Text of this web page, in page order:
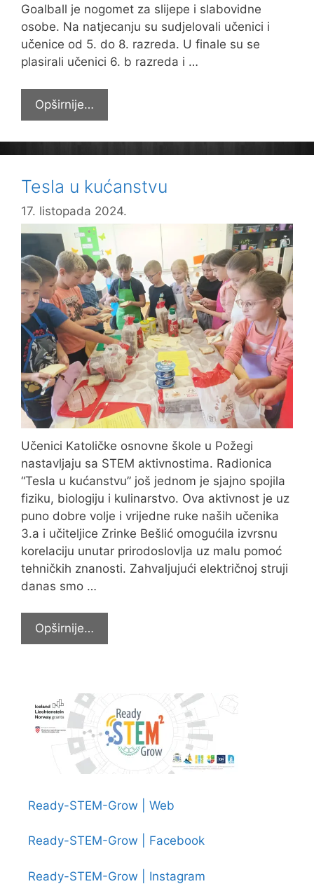
Goalball je nogomet za slijepe i slabovidne
osobe. Na natjecanju su sudjelovali učenici i
učenice od 5. do 8. razreda. U finale su se
plasirali učenici 6. b razreda i …
Opširnije…
tradicionalni
turnir
u
Tesla u kućanstvu
17. listopada 2024.
Učenici Katoličke osnovne škole u Požegi
nastavljaju sa STEM aktivnostima. Radionica
“Tesla u kućanstvu” još jednom je sjajno spojila
fiziku, biologiju i kulinarstvo. Ova aktivnost je uz
puno dobre volje i vrijedne ruke naših učenika
3.a i učiteljice Zrinke Bešlić omogućila izvrsnu
korelaciju unutar prirodoslovlja uz malu pomoć
tehničkih znanosti. Zahvaljujući električnoj struji
danas smo …
Opširnije…
u
Ready-STEM-Grow | Web
Ready-STEM-Grow | Facebook
Ready-STEM-Grow | Instagram